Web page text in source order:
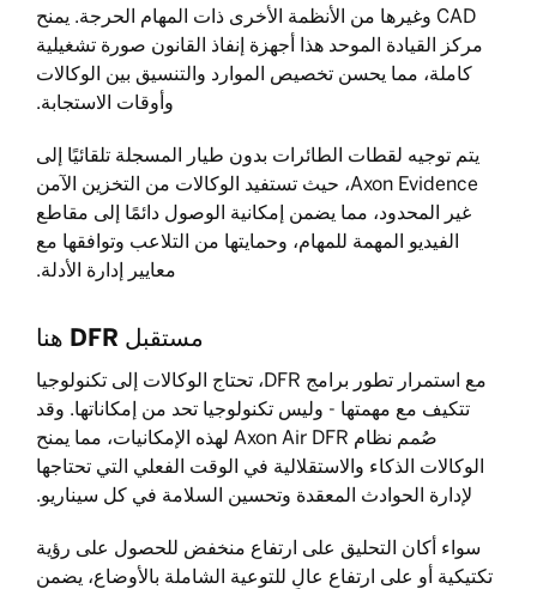
CAD وغيرها من الأنظمة الأخرى ذات المهام الحرجة. يمنح
مركز القيادة الموحد هذا أجهزة إنفاذ القانون صورة تشغيلية
كاملة، مما يحسن تخصيص الموارد والتنسيق بين الوكالات
وأوقات الاستجابة.
يتم توجيه لقطات الطائرات بدون طيار المسجلة تلقائيًا إلى
Axon Evidence، حيث تستفيد الوكالات من التخزين الآمن
غير المحدود، مما يضمن إمكانية الوصول دائمًا إلى مقاطع
الفيديو المهمة للمهام، وحمايتها من التلاعب وتوافقها مع
معايير إدارة الأدلة.
مستقبل DFR هنا
مع استمرار تطور برامج DFR، تحتاج الوكالات إلى تكنولوجيا
تتكيف مع مهمتها - وليس تكنولوجيا تحد من إمكاناتها. وقد
صُمم نظام Axon Air DFR لهذه الإمكانيات، مما يمنح
الوكالات الذكاء والاستقلالية في الوقت الفعلي التي تحتاجها
لإدارة الحوادث المعقدة وتحسين السلامة في كل سيناريو.
سواء أكان التحليق على ارتفاع منخفض للحصول على رؤية
تكتيكية أو على ارتفاع عالٍ للتوعية الشاملة بالأوضاع، يضمن